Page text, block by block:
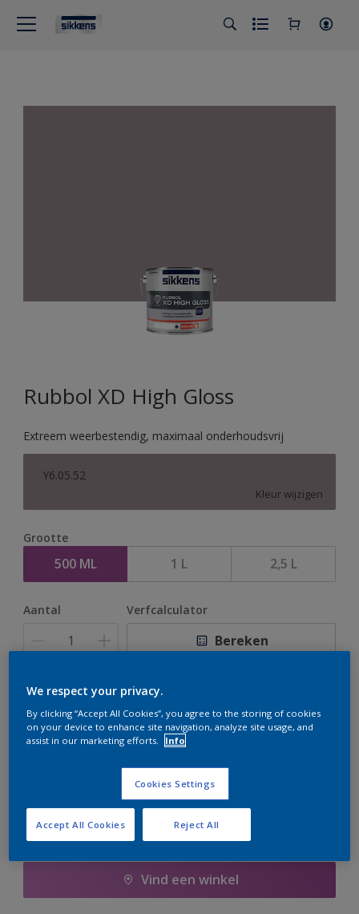
Rubbol XD High Gloss
Extreem weerbestendig, maximaal onderhoudsvrij
Y6.05.52
Kleur wijzigen
Grootte
500 ML 1 L 2,5 L
Aantal Verfcalculator
Bereken
Op dit moment is het niet mogelijk dit product online
te bestellen. Houd de website in de gaten, we werken
er hard aan om de voorraad aan te vullen.
Boodschappenlijst
Vind een winkel
We respect your privacy.
By clicking “Accept All Cookies”, you agree to the storing of cookies
on your device to enhance site navigation, analyze site usage, and
assist in our marketing efforts.
Info
Cookies Settings
Reject All
Accept All Cookies